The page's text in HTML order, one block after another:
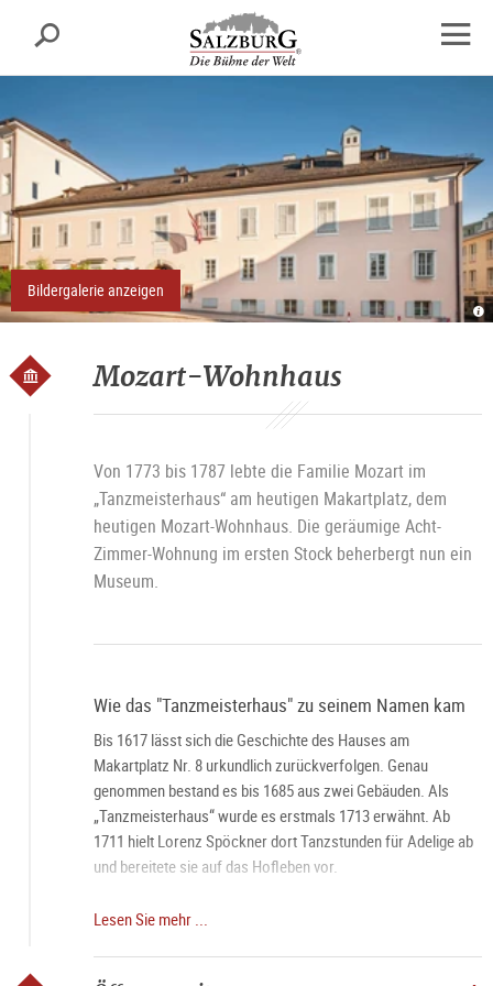
sr.skipnav.Zum
Inhalt
springen
sr.skipnav.Zum
Hauptmenü
springen
sr.skipnav.Zu
den
Kontaktinformationen
Suche
Bildergalerie anzeigen
Mozart-Wohnhaus
Von 1773 bis 1787 lebte die Familie Mozart im
„Tanzmeisterhaus“ am heutigen Makartplatz, dem
heutigen Mozart-Wohnhaus. Die geräumige Acht-
Zimmer-Wohnung im ersten Stock beherbergt nun ein
Museum.
Wie das "Tanzmeisterhaus" zu seinem Namen kam
Bis 1617 lässt sich die Geschichte des Hauses am
Makartplatz Nr. 8 urkundlich zurückverfolgen. Genau
genommen bestand es bis 1685 aus zwei Gebäuden. Als
„Tanzmeisterhaus“ wurde es erstmals 1713 erwähnt. Ab
1711 hielt Lorenz Spöckner dort Tanzstunden für Adelige ab
und bereitete sie auf das Hofleben vor.
Die Mozarts ziehen ein
1773 zog die mit den Spöckners befreundete Familie Mozart
nach ihrer dritten Wienreise ein. Das Geburtshaus in der
Lesen Sie mehr ...